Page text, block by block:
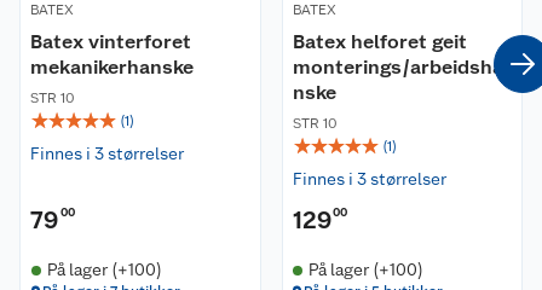
BATEX
Batex vinterforet
mekanikerhanske
STR 10
☆☆☆☆☆ (1)
Finnes i 3 størrelser
7900
På lager (+100)
BATEX
Batex helforet geit
monterings/arbeidsha
nske
STR 10
☆☆☆☆☆ (1)
Finnes i 3 størrelser
12900
På lager (+100)
Våre merkevarer
Coop kjeder
Ledige stillinger
Ofte stilte spørsmål
Betalingsalternativer
Leveringsalternativer
Åpent kjøp